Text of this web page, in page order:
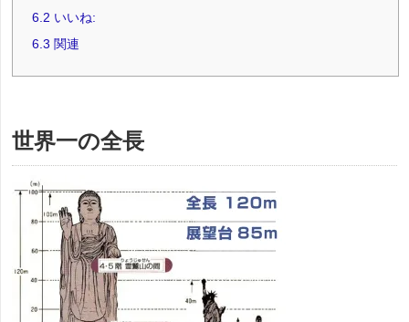
6.2 いいね:
6.3 関連
世界一の全長